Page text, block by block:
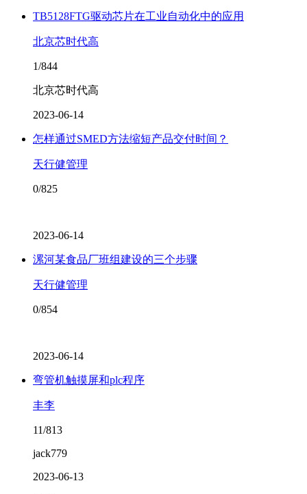
TB5128FTG驱动芯片在工业自动化中的应用
北京芯时代高
1/844
北京芯时代高
2023-06-14
怎样通过SMED方法缩短产品交付时间？
天行健管理
0/825
2023-06-14
漯河某食品厂班组建设的三个步骤
天行健管理
0/854
2023-06-14
弯管机触摸屏和plc程序
丰李
11/813
jack779
2023-06-13